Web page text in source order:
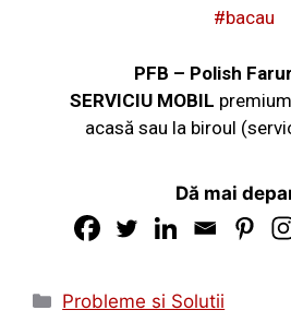
#bacau
PFB – Polish
SERVICIU MOBIL
acasă sau la biroul
Dă mai
Probleme si Solutii